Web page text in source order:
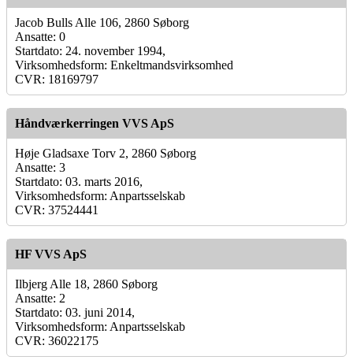
Jacob Bulls Alle 106, 2860 Søborg
Ansatte: 0
Startdato: 24. november 1994,
Virksomhedsform: Enkeltmandsvirksomhed
CVR: 18169797
Håndværkerringen VVS ApS
Høje Gladsaxe Torv 2, 2860 Søborg
Ansatte: 3
Startdato: 03. marts 2016,
Virksomhedsform: Anpartsselskab
CVR: 37524441
HF VVS ApS
Ilbjerg Alle 18, 2860 Søborg
Ansatte: 2
Startdato: 03. juni 2014,
Virksomhedsform: Anpartsselskab
CVR: 36022175